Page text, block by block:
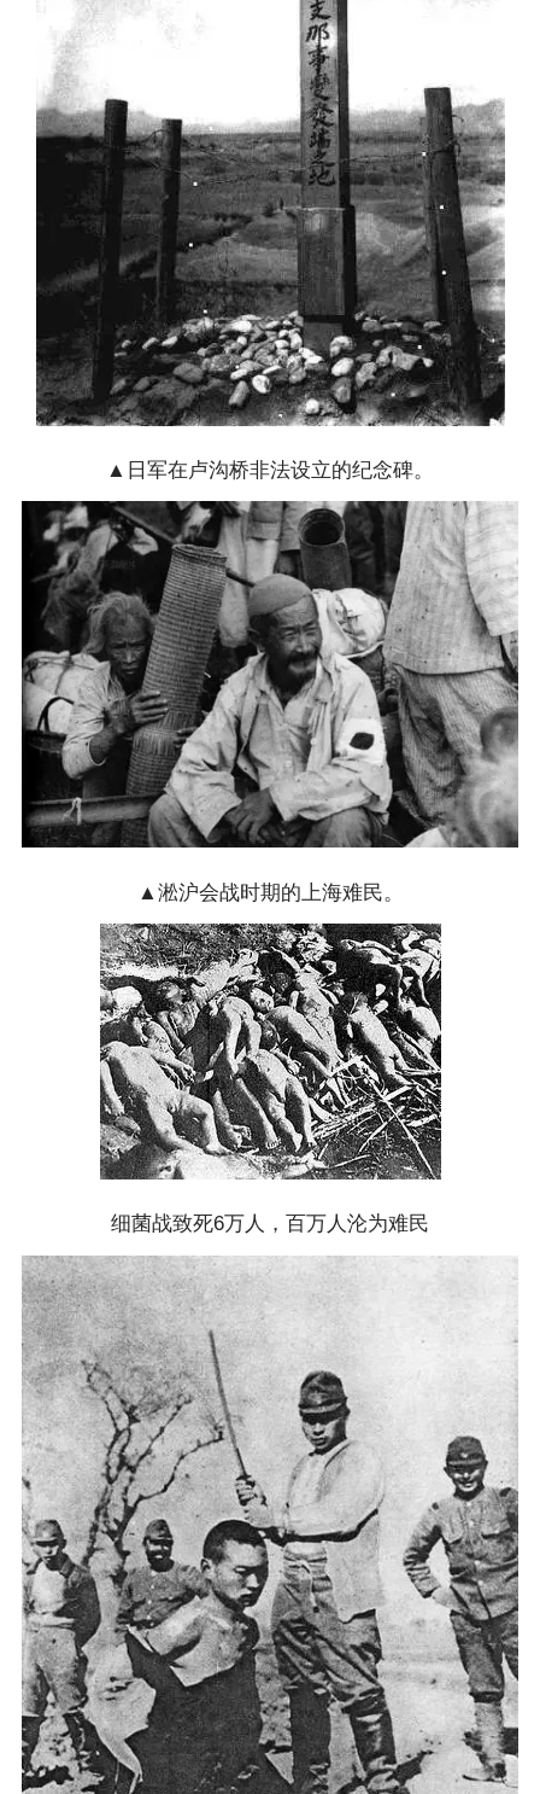
▲日军在卢沟桥非法设立的纪念碑。
▲淞沪会战时期的上海难民。
细菌战致死6万人，百万人沦为难民